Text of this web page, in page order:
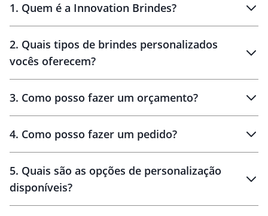
1. Quem é a Innovation Brindes?
Brindes personalizados
2. Quais tipos de brindes personalizados
vocês oferecem?
personalizados
3. Como posso fazer um orçamento?
brinde
personalização
4. Como posso fazer um pedido?
amostra virtual
5. Quais são as opções de personalização
disponíveis?